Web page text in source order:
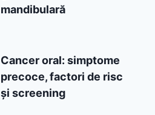
mandibulară
Cancer oral: simptome
precoce, factori de risc
și screening